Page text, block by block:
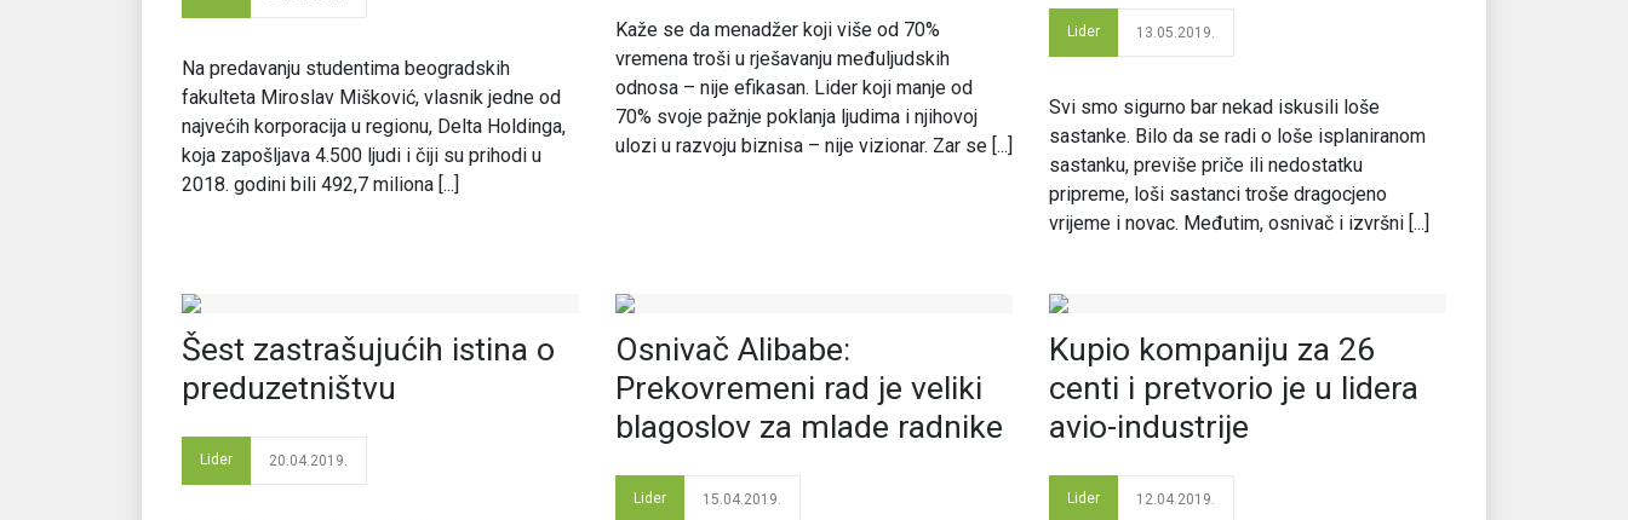
Na predavanju studentima beogradskih
fakulteta Miroslav Mišković, vlasnik jedne od
najvećih korporacija u regionu, Delta Holdinga,
koja zapošljava 4.500 ljudi i čiji su prihodi u
2018. godini bili 492,7 miliona [...]
Kaže se da menadžer koji više od 70%
vremena troši u rješavanju međuljudskih
odnosa – nije efikasan. Lider koji manje od
70% svoje pažnje poklanja ljudima i njihovoj
ulozi u razvoju biznisa – nije vizionar. Zar se [...]
Lider 13.05.2019.
Svi smo sigurno bar nekad iskusili loše
sastanke. Bilo da se radi o loše isplaniranom
sastanku, previše priče ili nedostatku
pripreme, loši sastanci troše dragocjeno
vrijeme i novac. Međutim, osnivač i izvršni [...]
Šest zastrašujućih istina o
preduzetništvu
Lider 20.04.2019.
Osnivač Alibabe:
Prekovremeni rad je veliki
blagoslov za mlade radnike
Lider 15.04.2019.
Kupio kompaniju za 26
centi i pretvorio je u lidera
avio-industrije
Lider 12.04.2019.